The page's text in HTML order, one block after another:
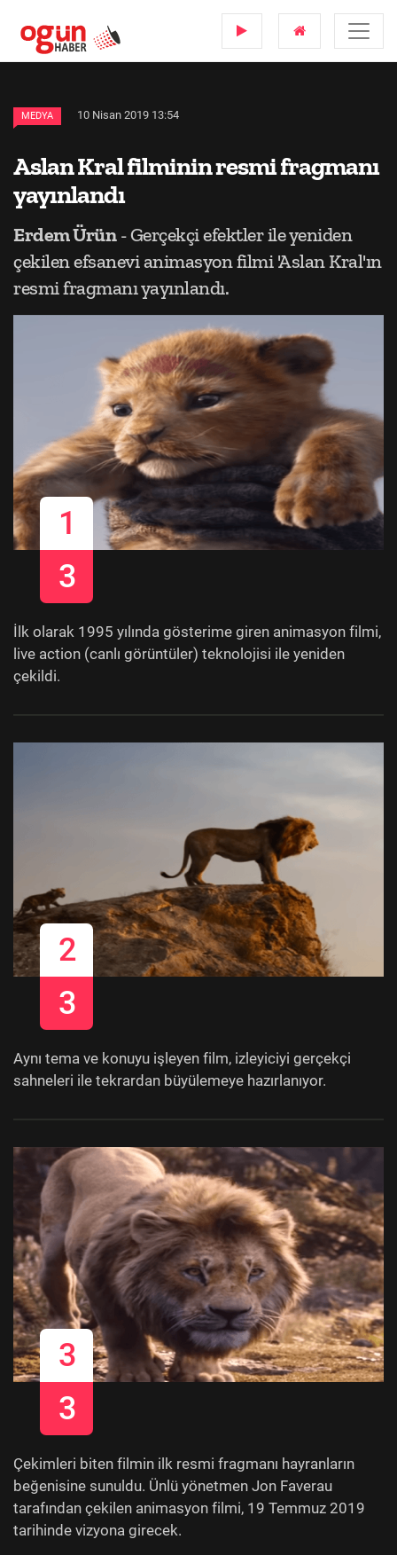
MEDYA 10 Nisan 2019 13:54
Aslan Kral filminin resmi fragmanı
yayınlandı
Erdem Ürün- Gerçekçi efektler ile yeniden
çekilen efsanevi animasyon filmi 'Aslan Kral'ın
resmi fragmanı yayınlandı.
1
3
İlk olarak 1995 yılında gösterime giren animasyon filmi,
live action (canlı görüntüler) teknolojisi ile yeniden
çekildi.
2
3
Aynı tema ve konuyu işleyen film, izleyiciyi gerçekçi
sahneleri ile tekrardan büyülemeye hazırlanıyor.
3
3
Çekimleri biten filmin ilk resmi fragmanı hayranların
beğenisine sunuldu. Ünlü yönetmen Jon Faverau
tarafından çekilen animasyon filmi, 19 Temmuz 2019
tarihinde vizyona girecek.